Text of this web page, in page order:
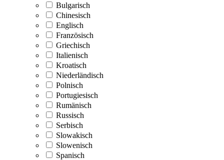
Bulgarisch
Chinesisch
Englisch
Französisch
Griechisch
Italienisch
Kroatisch
Niederländisch
Polnisch
Portugiesisch
Rumänisch
Russisch
Serbisch
Slowakisch
Slowenisch
Spanisch